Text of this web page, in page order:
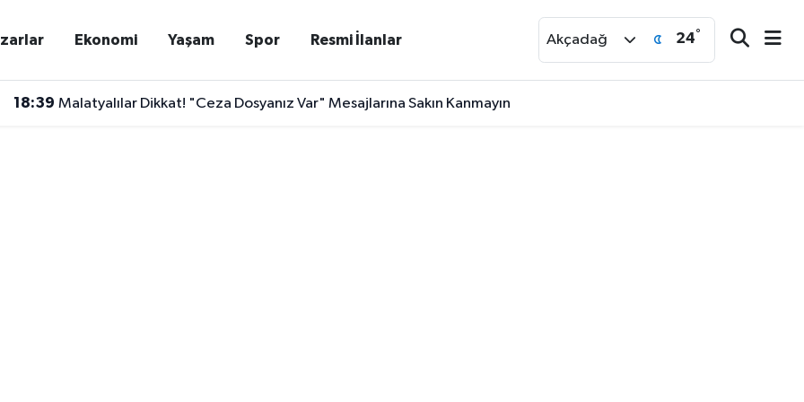
Ekonomi Yaşam Spor Resmi İlanlar Akçadağ 24°
18:39 Malatyalılar Dikkat! "Ceza Dosyanız Var" Mesajlarına Sakın Kanmayın